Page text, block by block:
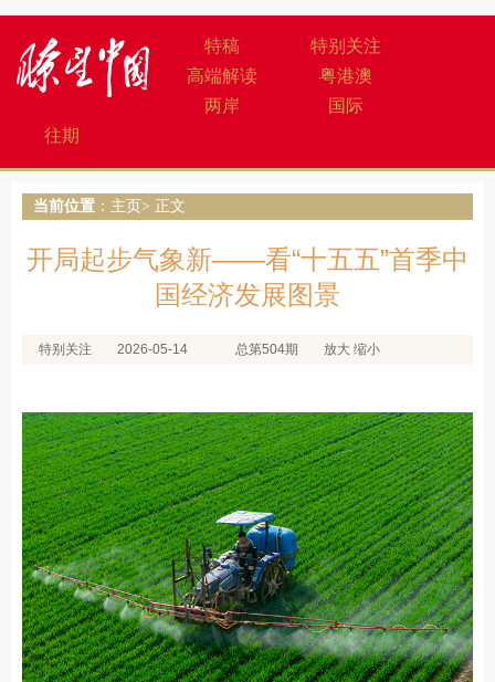
特稿
特别关注
高端解读
粤港澳
两岸
国际
往期
当前位置 ： 主页 > 正文
开局起步气象新——看“十五五”首季中
国经济发展图景
特别关注 2026-05-14 总第504期 放大 缩小